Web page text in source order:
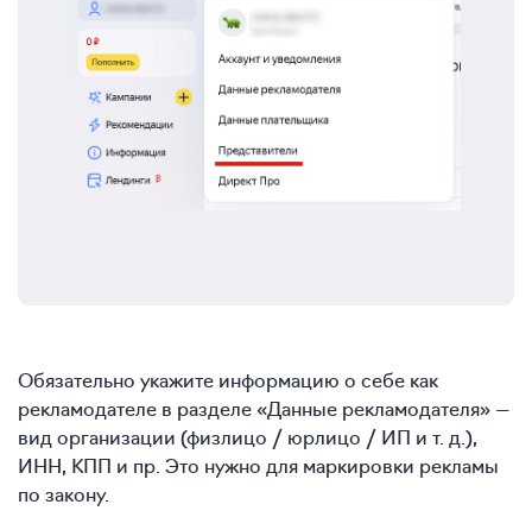
Обязательно укажите информацию о себе как
рекламодателе в разделе «Данные рекламодателя» —
вид организации (физлицо / юрлицо / ИП и т. д.),
ИНН, КПП и пр. Это нужно для маркировки рекламы
по закону.